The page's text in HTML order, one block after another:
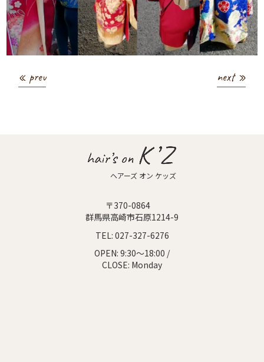
« prev next »
ヘアーズ オン ケッズ
〒370-0864
群馬県高崎市石原1214-9
TEL: 027-327-6276
OPEN: 9:30～18:00 /
CLOSE: Monday